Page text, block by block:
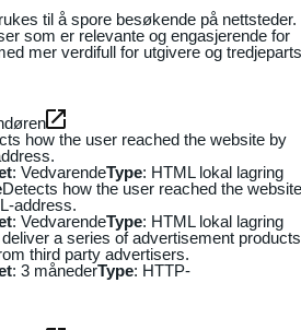
til å spore besøkende på nettsteder.
som er relevante og engasjerende for
mer verdifull for utgivere og tredjeparts
how the user reached the website by
: VedvarendeType: HTML lokal lagring
Detects how the user reached the website
address.
: VedvarendeType: HTML lokal lagring
a series of advertisement products
third party advertisers.
: 3 månederType: HTTP-